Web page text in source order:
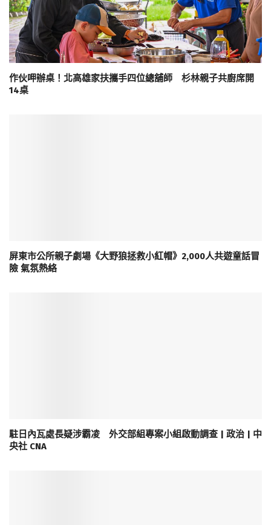
作伙呷辦桌！北高雄家扶攜手四位總舖師 杉林親子共廚席開
14桌
屏東市公所親子劇場《大野狼拯救小紅帽》2,000人共遊童話冒
險 氣氛熱絡
駐日內瓦處長疑涉霸凌 外交部組專案小組啟動調查 | 政治 | 中
央社 CNA